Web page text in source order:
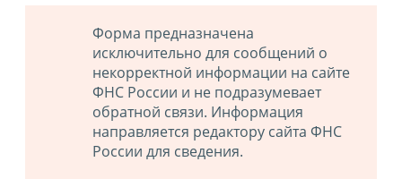
Форма предназначена
исключительно для сообщений о
некорректной информации на сайте
ФНС России и не подразумевает
обратной связи. Информация
направляется редактору сайта ФНС
России для сведения.